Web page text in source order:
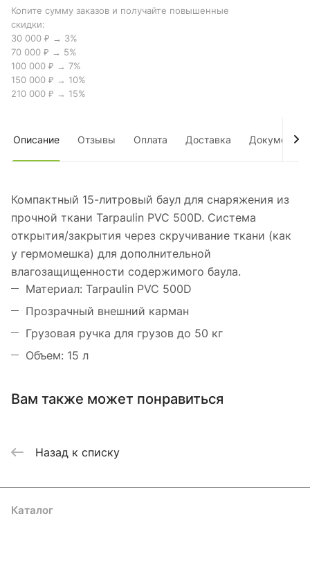
Копите сумму заказов и получайте повышенные
скидки:
30 000 ₽ → 3%
70 000 ₽ → 5%
100 000 ₽ → 7%
150 000 ₽ → 10%
210 000 ₽ → 15%
Описание Отзывы Оплата Доставка Документы
Компактный 15-литровый баул для снаряжения из
прочной ткани Tarpaulin PVC 500D. Система
открытия/закрытия через скручивание ткани (как
у гермомешка) для дополнительной
влагозащищенности содержимого баула.
Материал: Tarpaulin PVC 500D
Прозрачный внешний карман
Грузовая ручка для грузов до 50 кг
Объем: 15 л
Вам также может понравиться
Назад к списку
Каталог